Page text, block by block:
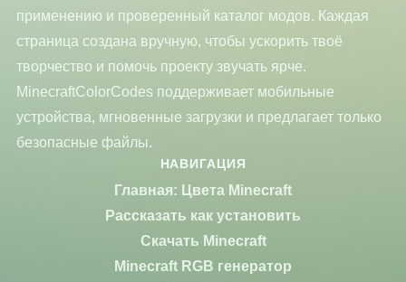
применению и проверенный каталог модов. Каждая
страница создана вручную, чтобы ускорить твоё
творчество и помочь проекту звучать ярче.
MinecraftColorCodes поддерживает мобильные
устройства, мгновенные загрузки и предлагает только
безопасные файлы.
НАВИГАЦИЯ
Главная: Цвета Minecraft
Рассказать как установить
Скачать Minecraft
Minecraft RGB генератор